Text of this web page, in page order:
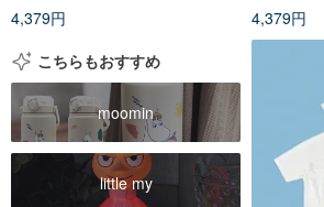
4,379円
4,379円
こちらもおすすめ
moomin
little my